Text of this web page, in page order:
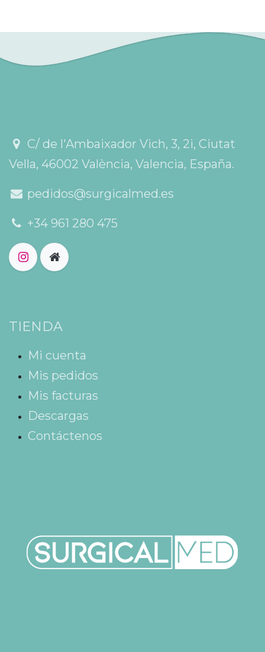
C/ de l'Ambaixador Vich, 3, 2i, Ciutat
Vella, 46002 València, Valencia, España.
pedidos@surgicalmed.es
+34 961 280 475
TIENDA
Mi cuenta
Mis pedidos
Mis facturas
Descargas
Contáctenos